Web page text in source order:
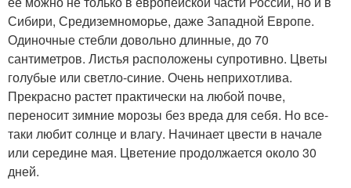
Сибири, Средиземноморье, даже Западной Европе.
Одиночные стебли довольно длинные, до 70
сантиметров. Листья расположены супротивно. Цветы
голубые или светло-синие. Очень неприхотлива.
Прекрасно растет практически на любой почве,
переносит зимние морозы без вреда для себя. Но все-
таки любит солнце и влагу. Начинает цвести в начале
или середине мая. Цветение продолжается около 30
дней.